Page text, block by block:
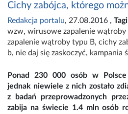
Cichy zabójca, którego
Redakcja portalu, 27.08.2016 ,
wzw, wirusowe zapalenie wątroby
zapalenie wątroby typu B, cichy
b, nie daj się zaskoczyć, kampania
Ponad 230 000 osób w
jednak niewiele z nich zostało
z badań przeprowadzonych
zabija na świecie 1.4 mln osób